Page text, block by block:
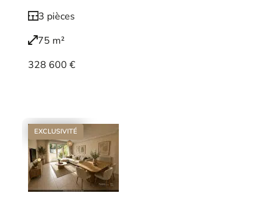
3 pièces
75 m²
328 600 €
EXCLUSIVITÉ